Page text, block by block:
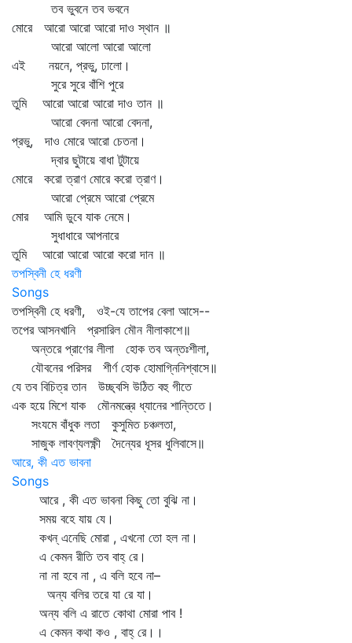
তব ভুবনে তব ভবনে
মোরে আরো আরো আরো দাও স্থান ॥
আরো আলো আরো আলো
এই নয়নে, প্রভু, ঢালো।
সুরে সুরে বাঁশি পুরে
তুমি আরো আরো আরো দাও তান ॥
আরো বেদনা আরো বেদনা,
প্রভু, দাও মোরে আরো চেতনা।
দ্বার ছুটায়ে বাধা টুটায়ে
মোরে করো ত্রাণ মোরে করো ত্রাণ।
আরো প্রেমে আরো প্রেমে
মোর আমি ডুবে যাক নেমে।
সুধাধারে আপনারে
তুমি আরো আরো আরো করো দান ॥
তপস্বিনী হে ধরণী
Songs
তপস্বিনী হে ধরণী, ওই-যে তাপের বেলা আসে--
তপের আসনখানি প্রসারিল মৌন নীলাকাশে॥
অন্তরে প্রাণের লীলা হোক তব অন্তঃশীলা,
যৌবনের পরিসর শীর্ণ হোক হোমাগ্নিনিশ্বাসে॥
যে তব বিচিত্র তান উচ্ছ্বসি উঠিত বহু গীতে
এক হয়ে মিশে যাক মৌনমন্ত্রে ধ্যানের শান্তিতে।
সংযমে বাঁধুক লতা কুসুমিত চঞ্চলতা,
সাজুক লাবণ্যলক্ষ্ণী দৈন্যের ধূসর ধুলিবাসে॥
আরে, কী এত ভাবনা
Songs
আরে , কী এত ভাবনা কিছু তো বুঝি না।
সময় বহে যায় যে।
কখন্‌ এনেছি মোরা , এখনো তো হল না।
এ কেমন রীতি তব বাহ্‌ রে।
না না হবে না , এ বলি হবে না–
অন্য বলির তরে যা রে যা।
অন্য বলি এ রাতে কোথা মোরা পাব !
এ কেমন কথা কও , বাহ্‌ রে।।